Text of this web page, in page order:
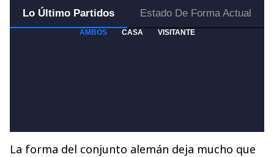
La forma del conjunto alemán deja mucho que